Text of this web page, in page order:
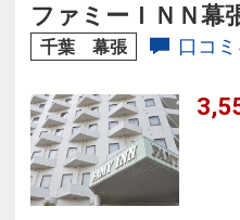
ファミーＩＮＮ幕
千葉 幕張 口コ